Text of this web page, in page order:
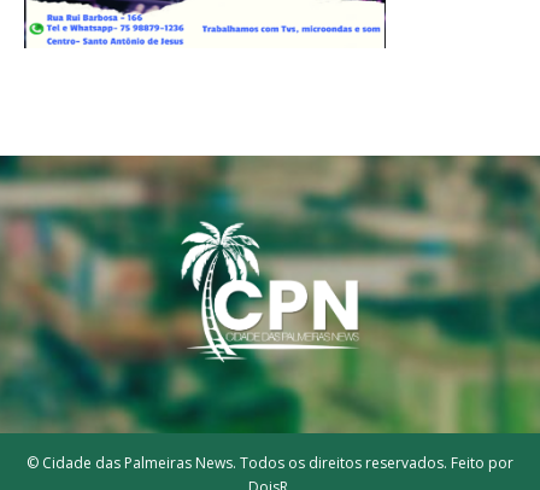
© Cidade das Palmeiras News. Todos os direitos reservados. Feito por